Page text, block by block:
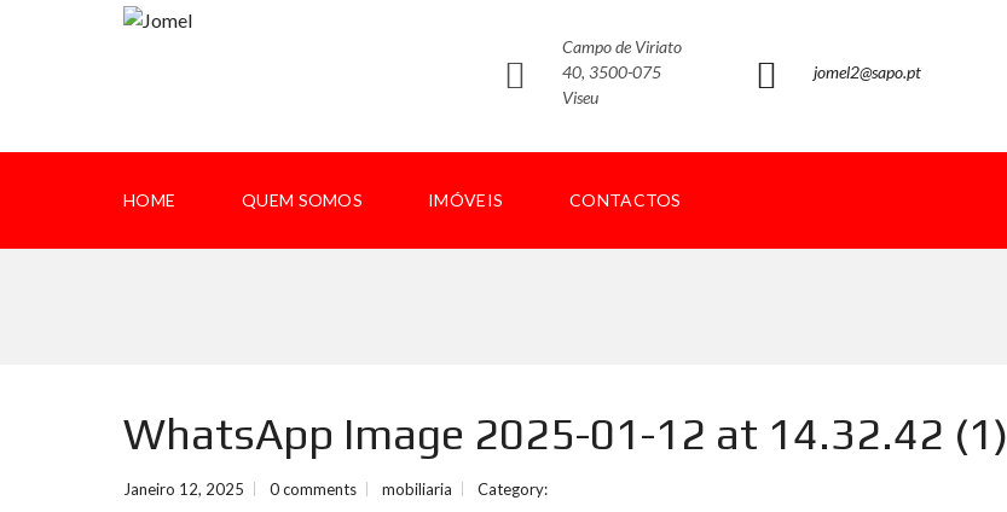
Campo de Viriato
40, 3500-075
Viseu
jomel2@sapo.pt
HOME QUEM SOMOS IMÓVEIS CONTACTOS
WhatsApp Image 2025-01-12 at 14.32.42 (1)
Janeiro 12, 2025 0 comments mobiliaria Category: